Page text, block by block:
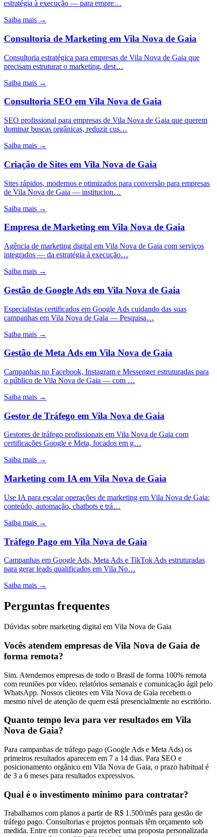
estratégia à execução — para empre…
Saiba mais →
Consultoria de Marketing em Vila Nova de Gaia
Consultoria estratégica para empresas de Vila Nova de Gaia que
precisam estruturar o marketing, dest…
Saiba mais →
Consultoria SEO em Vila Nova de Gaia
SEO profissional para empresas de Vila Nova de Gaia que querem
dominar buscas orgânicas, reduzir cus…
Saiba mais →
Criação de Sites em Vila Nova de Gaia
Sites rápidos, modernos e otimizados para conversão para empresas
de Vila Nova de Gaia — institucion…
Saiba mais →
Empresa de Marketing em Vila Nova de Gaia
Agência de marketing digital em Vila Nova de Gaia com serviços
integrados — da estratégia à execução…
Saiba mais →
Gestão de Google Ads em Vila Nova de Gaia
Especialistas certificados em Google Ads cuidando das suas
campanhas em Vila Nova de Gaia — Pesquisa…
Saiba mais →
Gestão de Meta Ads em Vila Nova de Gaia
Campanhas no Facebook, Instagram e Messenger estruturadas para
o público de Vila Nova de Gaia — com …
Saiba mais →
Gestor de Tráfego em Vila Nova de Gaia
Gestores de tráfego profissionais em Vila Nova de Gaia com
certificações Google e Meta, focados em g…
Saiba mais →
Marketing com IA em Vila Nova de Gaia
Use IA para escalar operações de marketing em Vila Nova de Gaia:
conteúdo, automação, chatbots e trá…
Saiba mais →
Tráfego Pago em Vila Nova de Gaia
Campanhas em Google Ads, Meta Ads e TikTok Ads estruturadas
para gerar leads qualificados em Vila No…
Saiba mais →
Perguntas frequentes
Dúvidas sobre marketing digital em Vila Nova de Gaia
Vocês atendem empresas de Vila Nova de Gaia de
forma remota?
Sim. Atendemos empresas de todo o Brasil de forma 100% remota
com reuniões por vídeo, relatórios semanais e comunicação ágil pelo
WhatsApp. Nossos clientes em Vila Nova de Gaia recebem o
mesmo nível de atenção de quem está presencialmente no escritório.
Quanto tempo leva para ver resultados em Vila
Nova de Gaia?
Para campanhas de tráfego pago (Google Ads e Meta Ads) os
primeiros resultados aparecem em 7 a 14 dias. Para SEO e
posicionamento orgânico em Vila Nova de Gaia, o prazo habitual é
de 3 a 6 meses para resultados expressivos.
Qual é o investimento mínimo para contratar?
Trabalhamos com planos a partir de R$ 1.500/mês para gestão de
tráfego pago. Consultorias e projetos pontuais têm orçamento sob
medida. Entre em contato para receber uma proposta personalizada